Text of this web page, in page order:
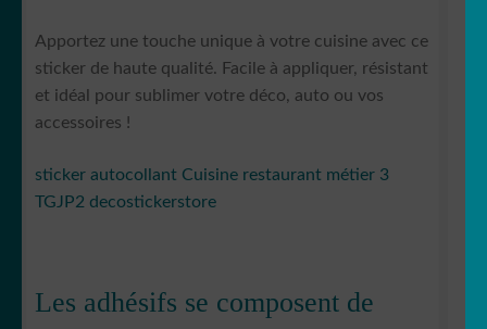
Apportez une touche unique à votre cuisine avec ce
sticker de haute qualité. Facile à appliquer, résistant
et idéal pour sublimer votre déco, auto ou vos
accessoires !
sticker autocollant Cuisine restaurant métier 3
TGJP2 decostickerstore
Les adhésifs se composent de